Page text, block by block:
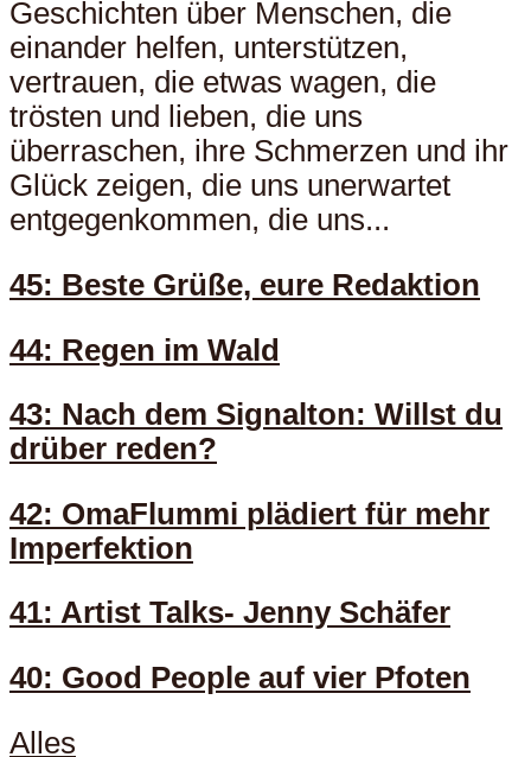
Geschichten über Menschen, die
einander helfen, unterstützen,
vertrauen, die etwas wagen, die
trösten und lieben, die uns
überraschen, ihre Schmerzen und ihr
Glück zeigen, die uns unerwartet
entgegenkommen, die uns...
45: Beste Grüße, eure Redaktion
44: Regen im Wald
43: Nach dem Signalton: Willst du
drüber reden?
42: OmaFlummi plädiert für mehr
Imperfektion
41: Artist Talks- Jenny Schäfer
40: Good People auf vier Pfoten
Alles